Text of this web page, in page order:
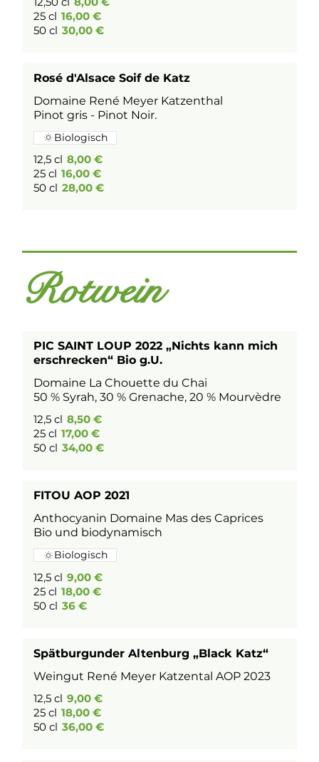
25 cl 16,00 €
50 cl 30,00 €
Rosé d'Alsace Soif de Katz
Domaine René Meyer Katzenthal
Pinot gris - Pinot Noir.
12,5 cl 8,00 €
25 cl 16,00 €
50 cl 28,00 €
Biologisch
Rotwein
PIC SAINT LOUP 2022 „Nichts kann mich
erschrecken“ Bio g.U.
Domaine La Chouette du Chai
50 % Syrah, 30 % Grenache, 20 % Mourvèdre
12,5 cl 8,50 €
25 cl 17,00 €
50 cl 34,00 €
FITOU AOP 2021
Anthocyanin Domaine Mas des Caprices
Bio und biodynamisch
12,5 cl 9,00 €
25 cl 18,00 €
50 cl 36 €
Biologisch
Spätburgunder Altenburg „Black Katz“
Weingut René Meyer Katzental AOP 2023
12,5 cl 9,00 €
25 cl 18,00 €
50 cl 36,00 €